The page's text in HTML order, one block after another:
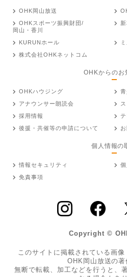
OHK岡山放送
OHKスポーツ振興財団/
岡山・香川
KURUNホール
株式会社OHKネットコム
OHKからのお
OHKハウジング
アナウンサー朗読会
採用情報
後援・共催等の申請について
個人情報の
情報セキュリティ
免責事項
Copyright ©
このサイトに掲載されている画
OHK岡山放送の著
無断で転載、加工などを行うと、